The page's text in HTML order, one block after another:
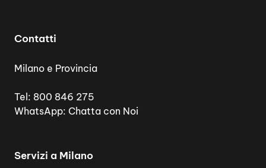
Contatti
Milano e Provincia
Tel: 800 846 275
WhatsApp: Chatta con Noi
Servizi a Milano